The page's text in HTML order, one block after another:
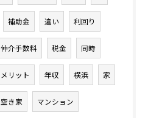
補助金 違い 利回り
仲介手数料 税金 同時
メリット 年収 横浜 家
空き家 マンション